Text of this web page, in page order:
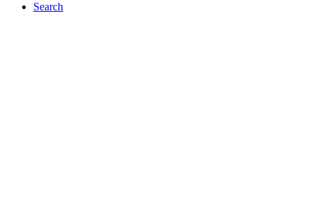
Search